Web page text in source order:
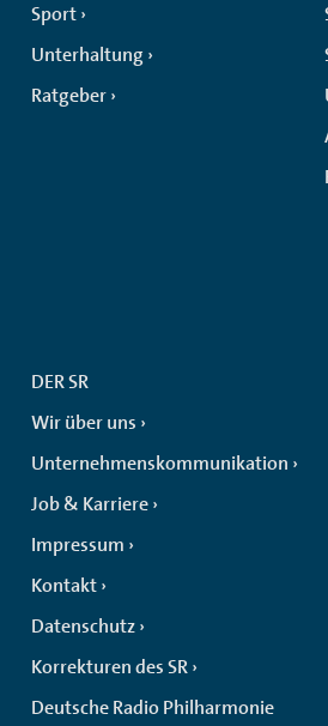
Sport
Unterhaltung
Ratgeber
DER SR
Wir über uns
Unternehmenskommunikation
Job & Karriere
Impressum
Kontakt
Datenschutz
Korrekturen des SR
Deutsche Radio Philharmonie